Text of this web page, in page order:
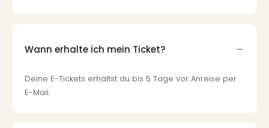
Wann erhalte ich mein Ticket?
Deine E-Tickets erhältst du bis 5 Tage vor Anreise per
E-Mail.